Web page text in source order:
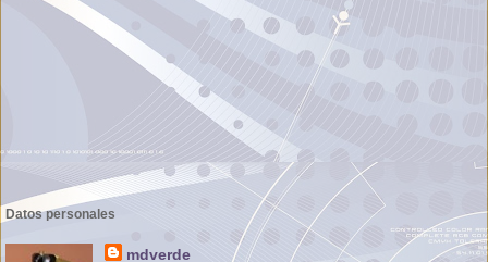
Datos personales
mdverde